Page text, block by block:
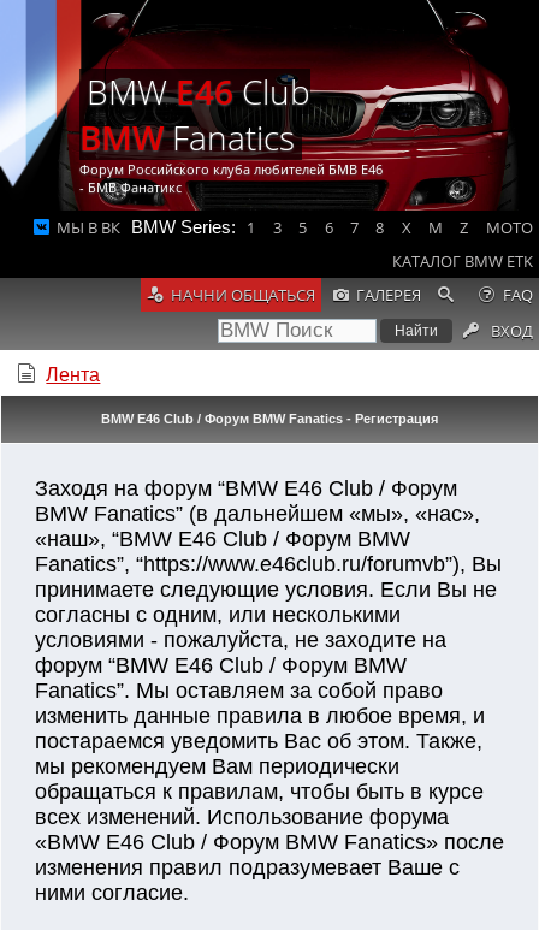
BMWE46Club
BMWFanatics
Форум Российского клуба любителей БМВ Е46
- БМВ Фанатикс
МЫ В ВК BMW Series: 1 3 5 6 7 8 X M Z
MOTO
КАТАЛОГ BMW ETK
НАЧНИ ОБЩАТЬСЯ
ГАЛЕРЕЯ
FAQ
ВХОД
Лента
BMW E46 Club / Форум BMW Fanatics - Регистрация
Заходя на форум “BMW E46 Club / Форум
BMW Fanatics” (в дальнейшем «мы», «нас»,
«наш», “BMW E46 Club / Форум BMW
Fanatics”, “https://www.e46club.ru/forumvb”), Вы
принимаете следующие условия. Если Вы не
согласны с одним, или несколькими
условиями - пожалуйста, не заходите на
форум “BMW E46 Club / Форум BMW
Fanatics”. Мы оставляем за собой право
изменить данные правила в любое время, и
постараемся уведомить Вас об этом. Также,
мы рекомендуем Вам периодически
обращаться к правилам, чтобы быть в курсе
всех изменений. Использование форума
«BMW E46 Club / Форум BMW Fanatics» после
изменения правил подразумевает Ваше с
ними согласие.